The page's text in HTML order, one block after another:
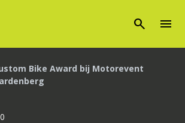
search menu
Bike Award bij Motorevent